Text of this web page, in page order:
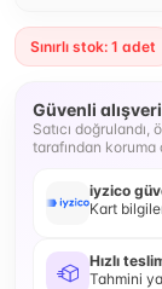
Sınırlı stok: 1 adet
Güvenli
Satıcı
tarafından koruma
iyzico
Kart
Hızlı
Tahmini